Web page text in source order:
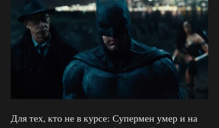
Для тех, кто не в курсе: Супермен умер и на